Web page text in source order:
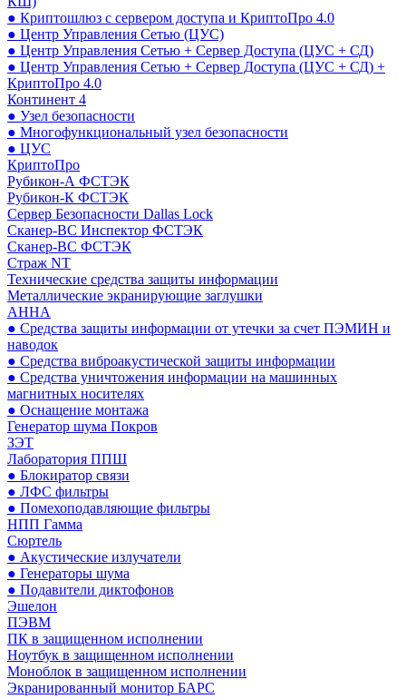
● Криптошлюз с сервером доступа и КриптоПро 4.0
● Центр Управления Сетью (ЦУС)
● Центр Управления Сетью + Сервер Доступа (ЦУС + СД)
● Центр Управления Сетью + Сервер Доступа (ЦУС + СД) +
КриптоПро 4.0
Континент 4
● Узел безопасности
● Многофункциональный узел безопасности
● ЦУС
КриптоПро
Рубикон-А ФСТЭК
Рубикон-К ФСТЭК
Сервер Безопасности Dallas Lock
Сканер-ВС Инспектор ФСТЭК
Сканер-ВС ФСТЭК
Страж NT
Технические средства защиты информации
Металлические экранирующие заглушки
АННА
● Средства защиты информации от утечки за счет ПЭМИН и
наводок
● Средства виброакустической защиты информации
● Средства уничтожения информации на машинных
магнитных носителях
● Оснащение монтажа
Генератор шума Покров
ЗЭТ
Лаборатория ППШ
● Блокиратор связи
● ЛФС фильтры
● Помехоподавляющие фильтры
НПП Гамма
Сюртель
● Акустические излучатели
● Генераторы шума
● Подавители диктофонов
Эшелон
ПЭВМ
ПК в защищенном исполнении
Ноутбук в защищенном исполнении
Моноблок в защищенном исполнении
Экранированный монитор БАРС